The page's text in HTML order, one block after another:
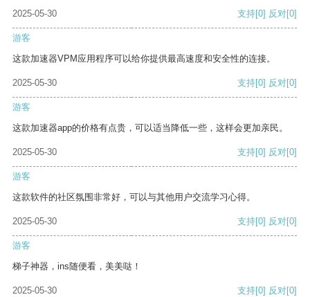
2025-05-30
支持[0] 反对[0]
游客
这款加速器VPM应用程序可以给你提供最高速度和安全性的连接。
2025-05-30 支持[0] 反对[0]
游客
这款加速器app的价格有点贵，可以适当降低一些，这样会更加亲民。
2025-05-30 支持[0] 反对[0]
游客
这款软件的社区氛围非常好，可以与其他用户交流学习心得。
2025-05-30 支持[0] 反对[0]
游客
梯子神器，ins随便看，美美哒！
2025-05-30 支持[0] 反对[0]